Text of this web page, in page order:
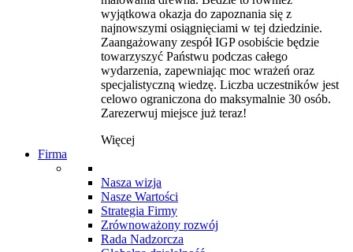
wyjątkowa okazja do zapoznania się z
najnowszymi osiągnięciami w tej dziedzinie.
Zaangażowany zespół IGP osobiście będzie
towarzyszyć Państwu podczas całego
wydarzenia, zapewniając moc wrażeń oraz
specjalistyczną wiedzę. Liczba uczestników jest
celowo ograniczona do maksymalnie 30 osób.
Zarezerwuj miejsce już teraz!
Więcej
Firma
Nasza wizja
Nasze Wartości
Strategia Firmy
Zrównoważony rozwój
Rada Nadzorcza